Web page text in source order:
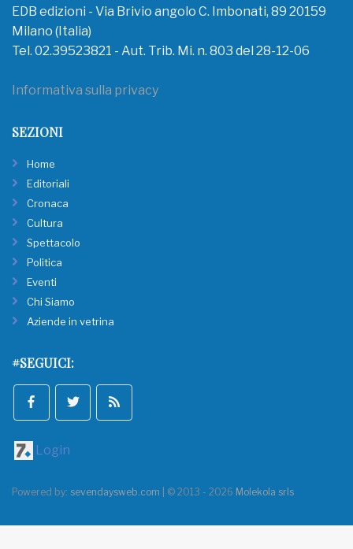
EDB edizioni - Via Brivio angolo C. Imbonati, 89 20159
Milano (Italia)
Tel. 02.39523821 - Aut. Trib. Mi. n. 803 del 28-12-06
Informativa sulla privacy
SEZIONI
Home
Editoriali
Cronaca
Cultura
Spettacolo
Politica
Eventi
Chi Siamo
Aziende in vetrina
#SEGUICI:
Login
Powered by: sevendaysweb.com | © 2013 - 2026 Molekola srls